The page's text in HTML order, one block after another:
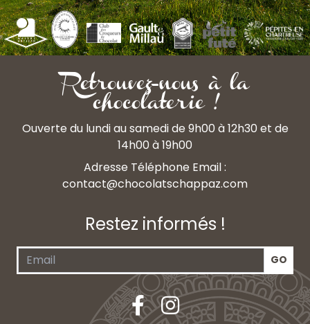
Retrouvez-nous à la
chocolaterie !
Ouverte du lundi au samedi de 9h00 à 12h30 et de
14h00 à 19h00
Adresse Téléphone Email :
contact@chocolatschappaz.com
Restez informés !